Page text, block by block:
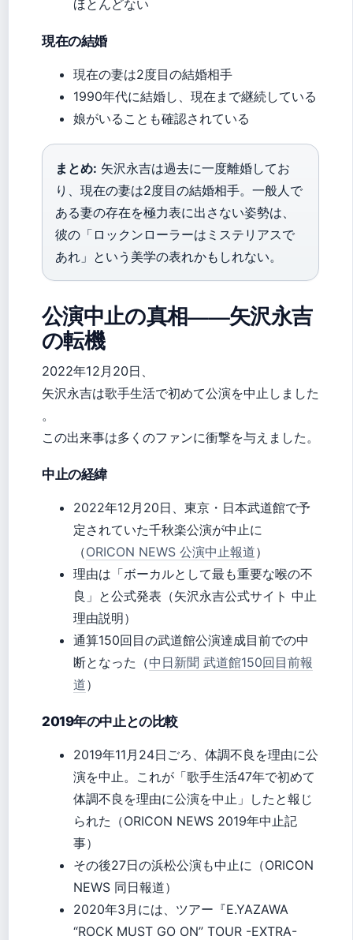
ほとんどない
現在の結婚
現在の妻は2度目の結婚相手
1990年代に結婚し、現在まで継続している
娘がいることも確認されている
まとめ: 矢沢永吉は過去に一度離婚してお
り、現在の妻は2度目の結婚相手。一般人で
ある妻の存在を極力表に出さない姿勢は、
彼の「ロックンローラーはミステリアスで
あれ」という美学の表れかもしれない。
公演中止の真相——矢沢永吉
の転機
2022年12月20日、
矢沢永吉は歌手生活で初めて公演を中止しました
。
この出来事は多くのファンに衝撃を与えました。
中止の経緯
2022年12月20日、東京・日本武道館で予
定されていた千秋楽公演が中止に
（ORICON NEWS 公演中止報道）
理由は「ボーカルとして最も重要な喉の不
良」と公式発表（矢沢永吉公式サイト 中止
理由説明）
通算150回目の武道館公演達成目前での中
断となった（中日新聞 武道館150回目前報
道）
2019年の中止との比較
2019年11月24日ごろ、体調不良を理由に公
演を中止。これが「歌手生活47年で初めて
体調不良を理由に公演を中止」したと報じ
られた（ORICON NEWS 2019年中止記
事）
その後27日の浜松公演も中止に（ORICON
NEWS 同日報道）
2020年3月には、ツアー『E.YAZAWA
“ROCK MUST GO ON” TOUR -EXTRA-